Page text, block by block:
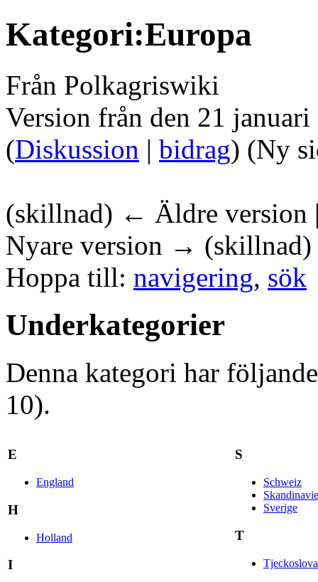
Kategori:Europa
Från Polkagriswiki
Version från den 21
(Diskussion | bidrag) (Ny
(skillnad) ← Äldre version
Nyare version → (skillnad)
Hoppa till: navigering, sök
Underkategorier
Denna kategori har
10).
E
England
H
Holland
I
S
Schweiz
Sverige
T